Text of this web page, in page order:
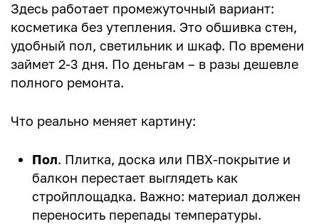
Здесь работает промежуточный вариант:
косметика без утепления. Это обшивка стен,
удобный пол, светильник и шкаф. По времени
займет 2-3 дня. По деньгам – в разы дешевле
полного ремонта.
Что реально меняет картину:
Пол. Плитка, доска или ПВХ-покрытие и
балкон перестает выглядеть как
стройплощадка. Важно: материал должен
переносить перепады температуры.